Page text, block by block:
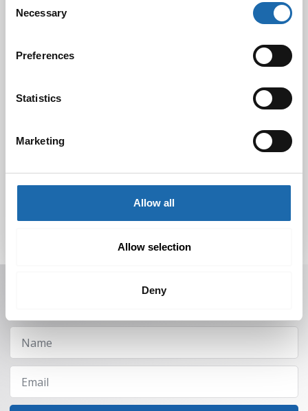
Selection
Necessary
Preferences
Statistics
Marketing
Allow all
Allow selection
Deny
10.10.2024
Receive offers, tips, and news in your email.
You can unsubscribe at any time.